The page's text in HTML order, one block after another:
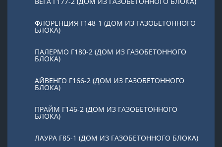
ФЛОРЕНЦИЯ Г148-1 (ДОМ ИЗ ГАЗОБЕТОННОГО
БЛОКА)
ПАЛЕРМО Г180-2 (ДОМ ИЗ ГАЗОБЕТОННОГО
БЛОКА)
АЙВЕНГО Г166-2 (ДОМ ИЗ ГАЗОБЕТОННОГО
БЛОКА)
ПРАЙМ Г146-2 (ДОМ ИЗ ГАЗОБЕТОННОГО
БЛОКА)
ЛАУРА Г85-1 (ДОМ ИЗ ГАЗОБЕТОННОГО БЛОКА)